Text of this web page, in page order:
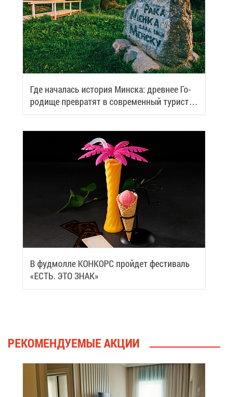
Где на­ча­лась ис­то­рия Мин­ска: древ­нее Го­
ро­ди­ще пре­вра­тят в со­вре­мен­ный ту­ри­сти­
че­ский центр
В фуд­мол­ле КОН­КОРС прой­дет фе­сти­валь
«ЕСТЬ. ЭТО ЗНАК»
РЕ­КО­МЕН­ДУ­Е­МЫЕ АК­ЦИИ